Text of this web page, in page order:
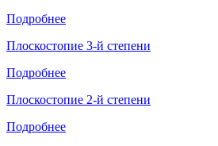
Подробнее
Плоскостопие 3-й степени
Подробнее
Плоскостопие 2-й степени
Подробнее